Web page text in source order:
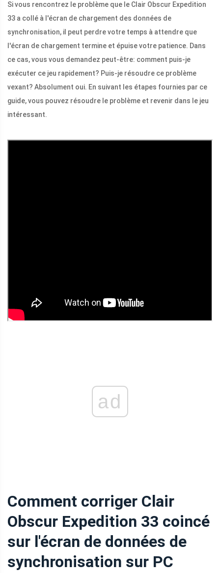
Si vous rencontrez le problème que le Clair Obscur Expedition
33 a collé à l'écran de chargement des données de
synchronisation, il peut perdre votre temps à attendre que
l'écran de chargement termine et épuise votre patience. Dans
ce cas, vous vous demandez peut-être: comment puis-je
exécuter ce jeu rapidement? Puis-je résoudre ce problème
vexant? Absolument oui. En suivant les étapes fournies par ce
guide, vous pouvez résoudre le problème et revenir dans le jeu
intéressant.
ad
Comment corriger Clair
Obscur Expedition 33 coincé
sur l'écran de données de
synchronisation sur PC